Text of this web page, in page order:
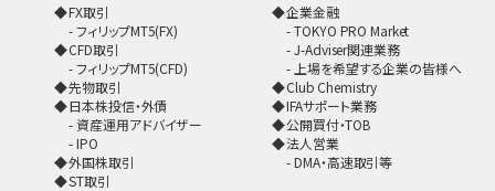
FX取引
フィリップMT5(FX)
CFD取引
フィリップMT5(CFD)
先物取引
日本株投信・外債
資産運用アドバイザー
IPO
外国株取引
ST取引
企業金融
TOKYO PRO Market
J-Adviser関連業務
上場を希望する企業の皆様へ
Club Chemistry
IFAサポート業務
公開買付・TOB
法人営業
DMA・高速取引等